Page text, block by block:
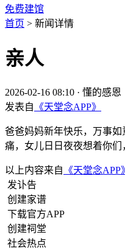
免费建馆
首页 > 新闻详情
亲人
2026-02-16 08:10 · 懂的感恩
发表自 《天堂念APP》
爸爸妈妈新年快乐，万事
痛，女儿日日夜夜想着你们
以上内容来自 《天堂念APP》
发讣告
创建家谱
下载官方APP
创建祠堂
社会热点